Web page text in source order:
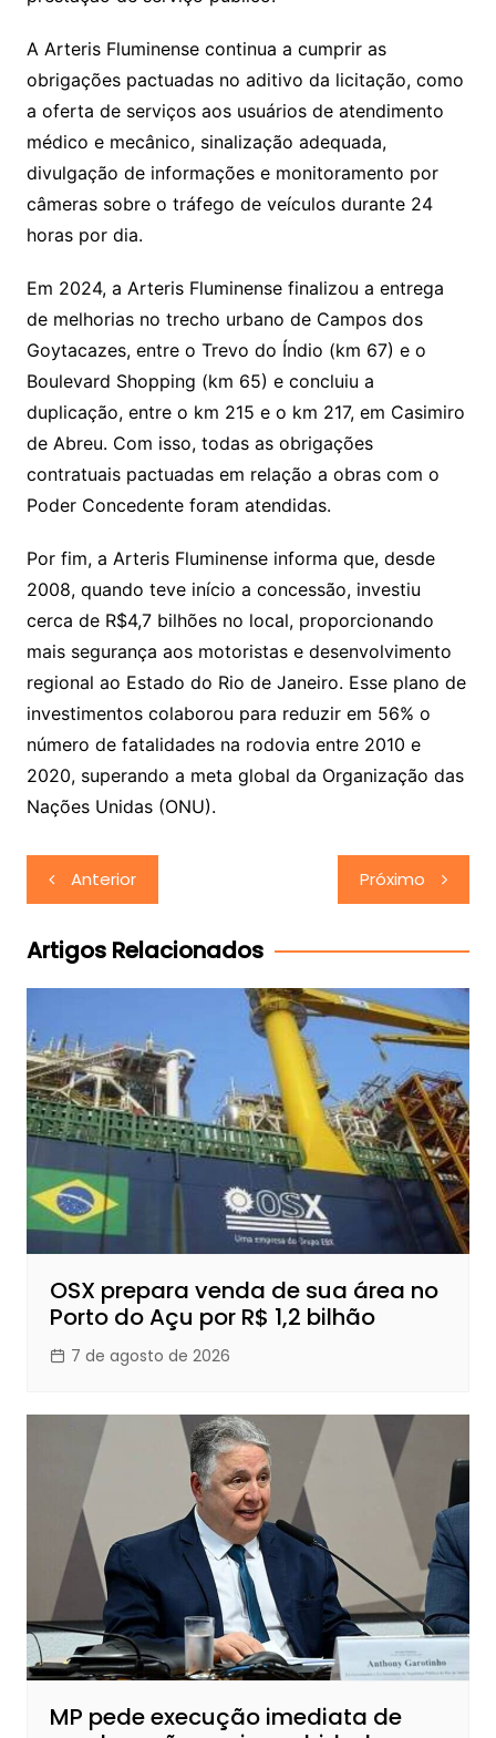
A Arteris Fluminense continua a cumprir as
obrigações pactuadas no aditivo da licitação, como
a oferta de serviços aos usuários de atendimento
médico e mecânico, sinalização adequada,
divulgação de informações e monitoramento por
câmeras sobre o tráfego de veículos durante 24
horas por dia.
Em 2024, a Arteris Fluminense finalizou a entrega
de melhorias no trecho urbano de Campos dos
Goytacazes, entre o Trevo do Índio (km 67) e o
Boulevard Shopping (km 65) e concluiu a
duplicação, entre o km 215 e o km 217, em Casimiro
de Abreu. Com isso, todas as obrigações
contratuais pactuadas em relação a obras com o
Poder Concedente foram atendidas.
Por fim, a Arteris Fluminense informa que, desde
2008, quando teve início a concessão, investiu
cerca de R$4,7 bilhões no local, proporcionando
mais segurança aos motoristas e desenvolvimento
regional ao Estado do Rio de Janeiro. Esse plano de
investimentos colaborou para reduzir em 56% o
número de fatalidades na rodovia entre 2010 e
2020, superando a meta global da Organização das
Nações Unidas (ONU).
Navegação
de
Post
Anterior Próximo
Artigos Relacionados
OSX prepara venda de sua área no
Porto do Açu por R$ 1,2 bilhão
7 de agosto de 2026
MP pede execução imediata de